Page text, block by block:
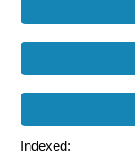
Indexed: